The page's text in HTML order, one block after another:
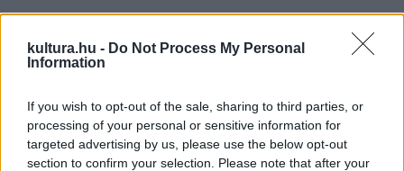
kultura.hu - Do Not Process My Personal
Information
If you wish to opt-out of the sale, sharing to third parties, or
processing of your personal or sensitive information for
targeted advertising by us, please use the below opt-out
section to confirm your selection. Please note that after your
típus, akit gyötör a honvágy. A kint töltött időszak végén
mégis az a fura érzés tört rám, hogy meg kell néznem, „mi
van itthon”. Mindig van egy belső jelzésem, egy nyilallás a